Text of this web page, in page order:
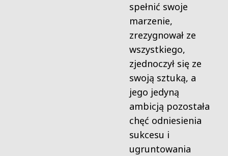
spełnić swoje
marzenie,
zrezygnował ze
wszystkiego,
zjednoczył się ze
swoją sztuką, a
jego jedyną
ambicją pozostała
chęć odniesienia
sukcesu i
ugruntowania